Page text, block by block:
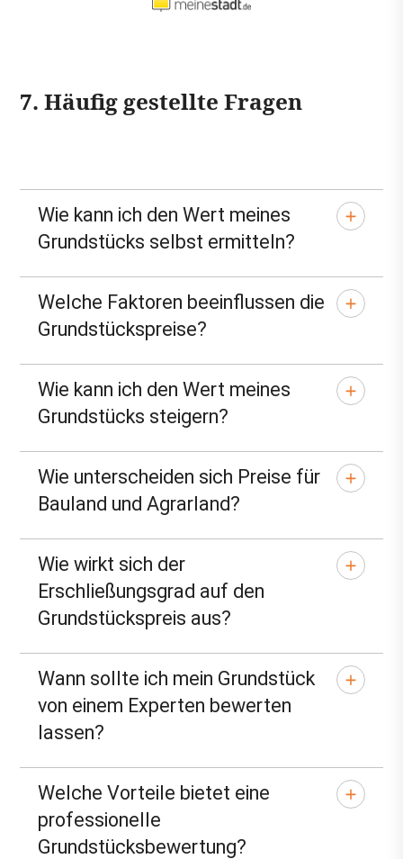
7. Häufig gestellte Fragen
Wie kann ich den Wert meines
Grundstücks selbst ermitteln?
Welche Faktoren beeinflussen die
Grundstückspreise?
Wie kann ich den Wert meines
Grundstücks steigern?
Wie unterscheiden sich Preise für
Bauland und Agrarland?
Wie wirkt sich der
Erschließungsgrad auf den
Grundstückspreis aus?
Wann sollte ich mein Grundstück
von einem Experten bewerten
lassen?
Welche Vorteile bietet eine
professionelle
Grundstücksbewertung?